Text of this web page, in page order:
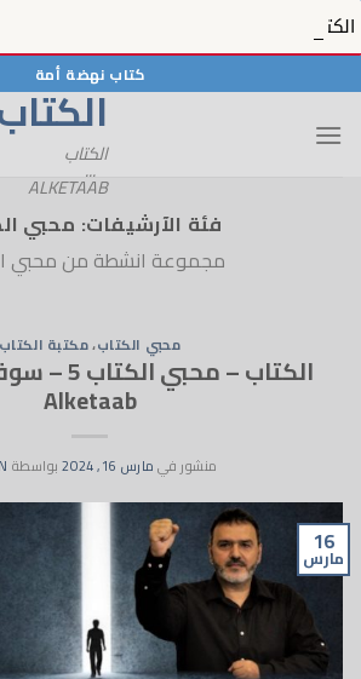
للمحتوى
كتاب نهضة أمة
الكتاب
...
ALKETAAB
فئة الآرشيفات: محبي
مجموعة انشطة من محبي
محبي الكتاب،مكتبة الكتاب
الكتاب –
Alketaab
منشور فيمارس 16, 2024 بواسطة
16
مارس